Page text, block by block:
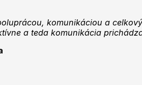
komunikáciou a
a teda komunikácia